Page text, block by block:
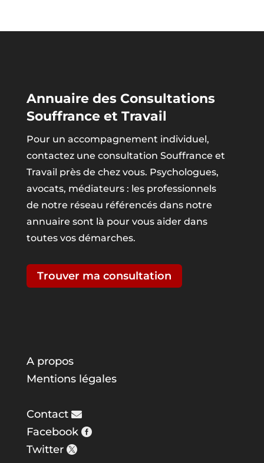
Annuaire des Consultations
Souffrance et Travail
Pour un accompagnement individuel,
contactez une consultation Souffrance et
Travail près de chez vous. Psychologues,
avocats, médiateurs : les professionnels
de notre réseau référencés dans notre
annuaire sont là pour vous aider dans
toutes vos démarches.
Trouver ma consultation
A propos
Mentions légales
Contact
Facebook
Twitter